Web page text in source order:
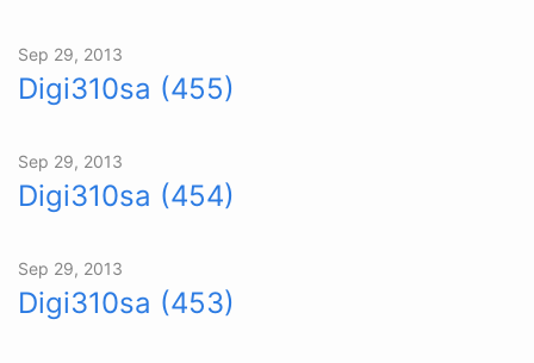
Sep 29, 2013
Digi310sa (455)
Sep 29, 2013
Digi310sa (454)
Sep 29, 2013
Digi310sa (453)